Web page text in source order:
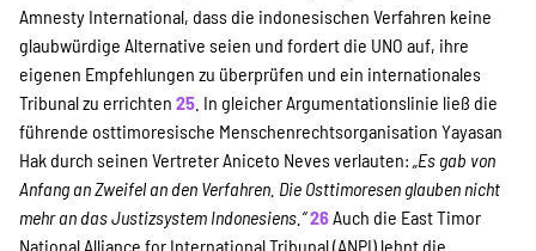
Amnesty International, dass die indonesischen Verfahren keine
glaubwürdige Alternative seien und fordert die UNO auf, ihre
eigenen Empfehlungen zu überprüfen und ein internationales
Tribunal zu errichten 25 . In gleicher Argumentationslinie ließ die
führende osttimoresische Menschenrechtsorganisation Yayasan
Hak durch seinen Vertreter Aniceto Neves verlauten: „Es gab von
Anfang an Zweifel an den Verfahren. Die Osttimoresen glauben nicht
mehr an das Justizsystem Indonesiens.“26Auch die East Timor
National Alliance for International Tribunal (ANPI) lehnt die